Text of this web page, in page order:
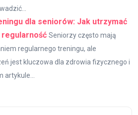
dla seniorów: Jak utrzymać
regularność Seniorzy często mają
regularnego treningu, ale
jest kluczowa dla zdrowia fizycznego i
artykule...